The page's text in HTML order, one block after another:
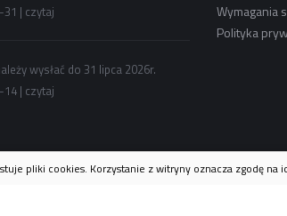
| czytaj
wysłać do 31 lipca 2026r.
| czytaj
Wymagania
Polityka
pliki cookies. Korzystanie z witryny oznacza zgodę na